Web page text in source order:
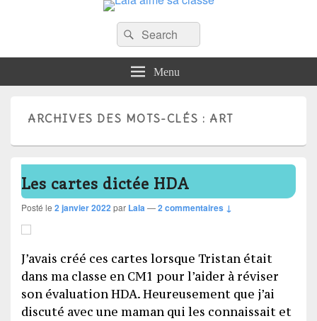
Lala aime sa classe
Anglais, cartes mentales et ….Recherche :
Rechercher
Menu
ARCHIVES DES MOTS-CLÉS : ART
Les cartes dictée HDA
Posté le 2 janvier 2022par Lala—2 commentaires ↓
J’avais créé ces cartes lorsque Tristan était
dans ma classe en CM1 pour l’aider à réviser
son évaluation HDA. Heureusement que j’ai
discuté avec une maman qui les connaissait et